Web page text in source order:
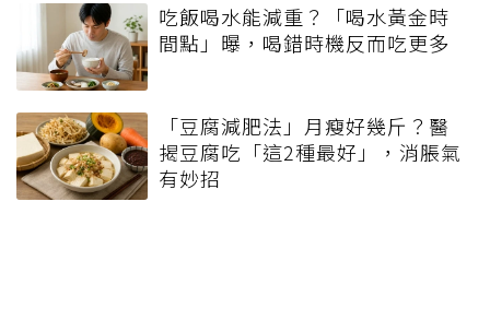
吃飯喝水能減重？「喝水黃金時
間點」曝，喝錯時機反而吃更多
「豆腐減肥法」月瘦好幾斤？醫
揭豆腐吃「這2種最好」，消脹氣
有妙招